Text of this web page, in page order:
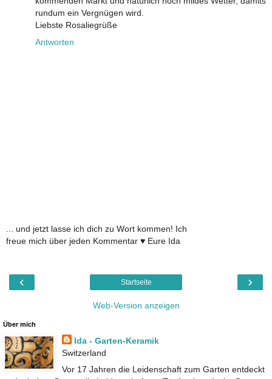
rundum ein Vergnügen wird.
Liebste Rosaliegrüße
Antworten
... und jetzt lasse ich dich zu Wort kommen! Ich
freue mich über jeden Kommentar ♥ Eure Ida
‹ ›
Startseite
Web-Version anzeigen
Über mich
Ida - Garten-Keramik
Switzerland
Vor 17 Jahren die Leidenschaft zum Garten entdeckt